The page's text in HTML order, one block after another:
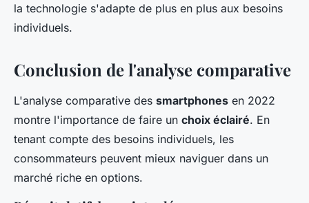
la technologie s'adapte de plus en plus aux besoins
individuels.
Conclusion de l'analyse comparative
L'analyse comparative des smartphones en 2022
montre l'importance de faire un choix éclairé. En
tenant compte des besoins individuels, les
consommateurs peuvent mieux naviguer dans un
marché riche en options.